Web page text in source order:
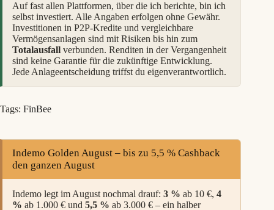
Auf fast allen Plattformen, über die ich berichte, bin ich
selbst investiert. Alle Angaben erfolgen ohne Gewähr.
Investitionen in P2P-Kredite und vergleichbare
Vermögensanlagen sind mit Risiken bis hin zum
Totalausfall verbunden. Renditen in der Vergangenheit
sind keine Garantie für die zukünftige Entwicklung.
Jede Anlageentscheidung triffst du eigenverantwortlich.
Tags: FinBee
Indemo Golden August – bis zu 5,5 % Cashback
den ganzen August
Indemo legt im August nochmal drauf: 3 % ab 10 €, 4
% ab 1.000 € und 5,5 % ab 3.000 € – ein halber